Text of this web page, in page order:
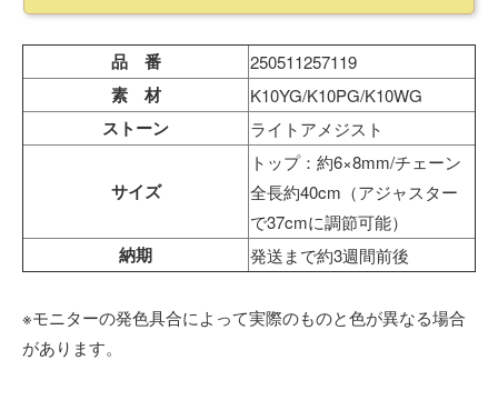
品 番 250511257119
素 材 K10YG/K10PG/K10WG
ストーン ライトアメジスト
サイズ
トップ：約6×8mm/チェーン
全長約40cm（アジャスター
で37cmに調節可能）
納期 発送まで約3週間前後
※モニターの発色具合によって実際のものと色が異なる場合
があります。